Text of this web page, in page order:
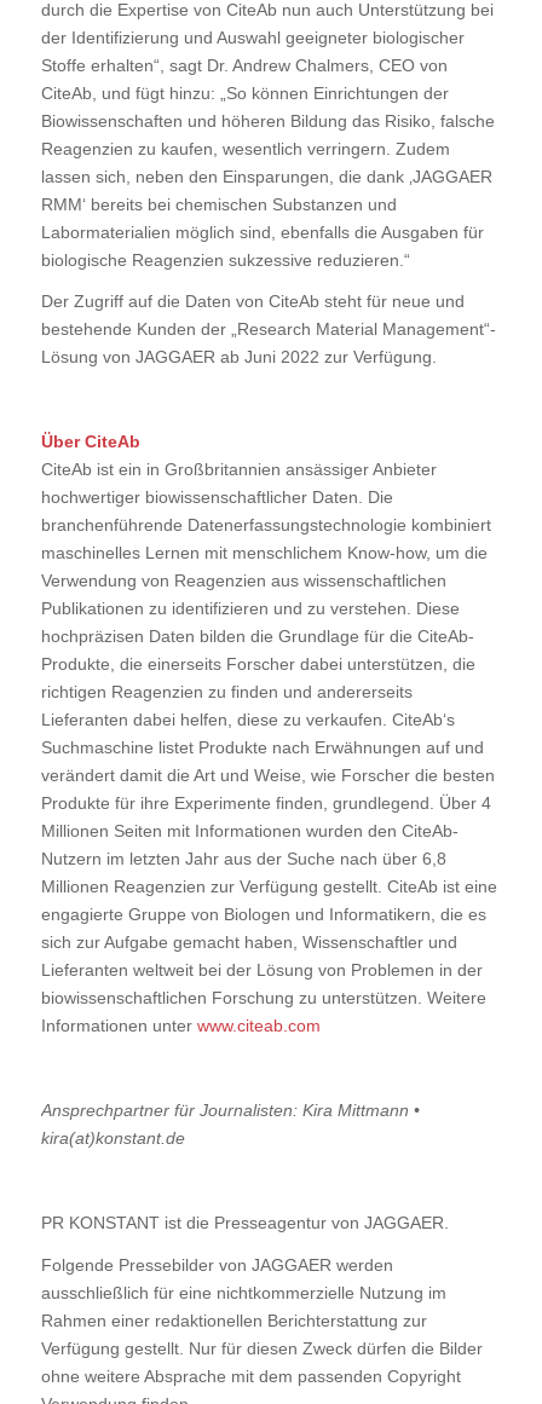
durch die Expertise von CiteAb nun auch Unterstützung bei
der Identifizierung und Auswahl geeigneter biologischer
Stoffe erhalten“, sagt Dr. Andrew Chalmers, CEO von
CiteAb, und fügt hinzu: „So können Einrichtungen der
Biowissenschaften und höheren Bildung das Risiko, falsche
Reagenzien zu kaufen, wesentlich verringern. Zudem
lassen sich, neben den Einsparungen, die dank ‚JAGGAER
RMM‘ bereits bei chemischen Substanzen und
Labormaterialien möglich sind, ebenfalls die Ausgaben für
biologische Reagenzien sukzessive reduzieren.“
Der Zugriff auf die Daten von CiteAb steht für neue und
bestehende Kunden der „Research Material Management“-
Lösung von JAGGAER ab Juni 2022 zur Verfügung.
Über CiteAb
CiteAb ist ein in Großbritannien ansässiger Anbieter
hochwertiger biowissenschaftlicher Daten. Die
branchenführende Datenerfassungstechnologie kombiniert
maschinelles Lernen mit menschlichem Know-how, um die
Verwendung von Reagenzien aus wissenschaftlichen
Publikationen zu identifizieren und zu verstehen. Diese
hochpräzisen Daten bilden die Grundlage für die CiteAb-
Produkte, die einerseits Forscher dabei unterstützen, die
richtigen Reagenzien zu finden und andererseits
Lieferanten dabei helfen, diese zu verkaufen. CiteAb‘s
Suchmaschine listet Produkte nach Erwähnungen auf und
verändert damit die Art und Weise, wie Forscher die besten
Produkte für ihre Experimente finden, grundlegend. Über 4
Millionen Seiten mit Informationen wurden den CiteAb-
Nutzern im letzten Jahr aus der Suche nach über 6,8
Millionen Reagenzien zur Verfügung gestellt. CiteAb ist eine
engagierte Gruppe von Biologen und Informatikern, die es
sich zur Aufgabe gemacht haben, Wissenschaftler und
Lieferanten weltweit bei der Lösung von Problemen in der
biowissenschaftlichen Forschung zu unterstützen. Weitere
Informationen unter www.citeab.com
Ansprechpartner für Journalisten: Kira Mittmann •
kira(at)konstant.de
PR KONSTANT ist die Presseagentur von JAGGAER.
Folgende Pressebilder von JAGGAER werden
ausschließlich für eine nichtkommerzielle Nutzung im
Rahmen einer redaktionellen Berichterstattung zur
Verfügung gestellt. Nur für diesen Zweck dürfen die Bilder
ohne weitere Absprache mit dem passenden Copyright